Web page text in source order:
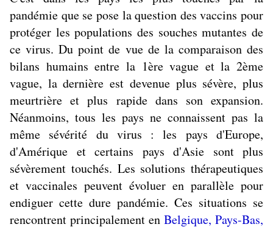
pandémie que se pose la question des vaccins pour
protéger les populations des souches mutantes de
ce virus. Du point de vue de la comparaison des
bilans humains entre la 1ère vague et la 2ème
vague, la dernière est devenue plus sévère, plus
meurtrière et plus rapide dans son expansion.
Néanmoins, tous les pays ne connaissent pas la
même sévérité du virus : les pays d'Europe,
d'Amérique et certains pays d'Asie sont plus
sévèrement touchés. Les solutions thérapeutiques
et vaccinales peuvent évoluer en parallèle pour
endiguer cette dure pandémie. Ces situations se
rencontrent principalement en Belgique, Pays-Bas,